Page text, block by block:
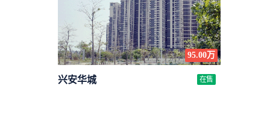
95.00万
兴安华城 在售